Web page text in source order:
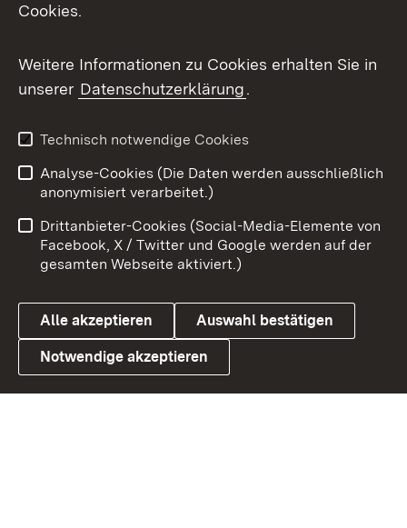
X / Twitter
Youtube
Link zum Landesportal
Impressum
Kontakt
Barrierefreiheit
Datenschutz
Cookies
Cookies.
Weitere Informationen zu Cookies erhalten Sie in
unserer Datenschutzerklärung.
Technisch notwendige Cookies
Analyse-Cookies (Die Daten werden ausschließlich
anonymisiert verarbeitet.)
Drittanbieter-Cookies (Social-Media-Elemente von
Facebook, X / Twitter und Google werden auf der
gesamten Webseite aktiviert.)
Alle akzeptieren Auswahl bestätigen
Notwendige akzeptieren